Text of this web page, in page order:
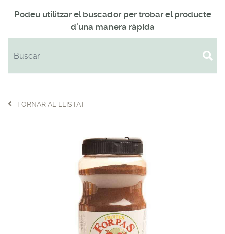
Podeu utilitzar el buscador per trobar el producte
d'una manera ràpida
TORNAR AL LLISTAT